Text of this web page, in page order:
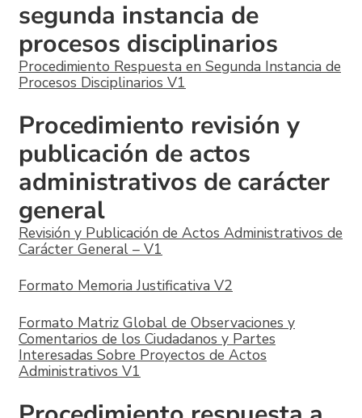
segunda instancia de
procesos disciplinarios
Procedimiento Respuesta en Segunda Instancia de
Procesos Disciplinarios V1
Procedimiento revisión y
publicación de actos
administrativos de carácter
general
Revisión y Publicación de Actos Administrativos de
Carácter General – V1
Formato Memoria Justificativa V2
Formato Matriz Global de Observaciones y
Comentarios de los Ciudadanos y Partes
Interesadas Sobre Proyectos de Actos
Administrativos V1